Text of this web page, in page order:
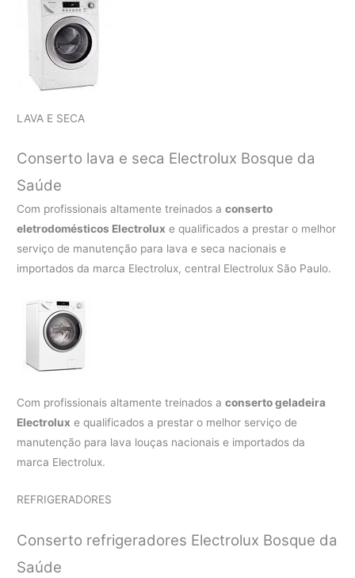
LAVA E SECA
Conserto lava e seca Electrolux Bosque da
Saúde
Com profissionais altamente treinados aconserto
eletrodomésticos Electrolux e qualificados a prestar o melhor
serviço de manutenção para lava e seca nacionais e
importados da marca Electrolux, central Electrolux São Paulo.
Com profissionais altamente treinados aconserto geladeira
Electrolux e qualificados a prestar o melhor serviço de
manutenção para lava louças nacionais e importados da
marca Electrolux.
REFRIGERADORES
Conserto refrigeradores Electrolux Bosque da
Saúde